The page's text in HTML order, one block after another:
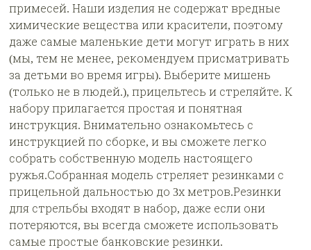
примесей. Наши изделия не содержат вредные
химические вещества или красители, поэтому
даже самые маленькие дети могут играть в них
(мы, тем не менее, рекомендуем присматривать
за детьми во время игры). Выберите мишень
(только не в людей.), прицельтесь и стреляйте. К
набору прилагается простая и понятная
инструкция. Внимательно ознакомьтесь с
инструкцией по сборке, и вы сможете легко
собрать собственную модель настоящего
ружья.Собранная модель стреляет резинками с
прицельной дальностью до 3х метров.Резинки
для стрельбы входят в набор, даже если они
потеряются, вы всегда сможете использовать
самые простые банковские резинки.